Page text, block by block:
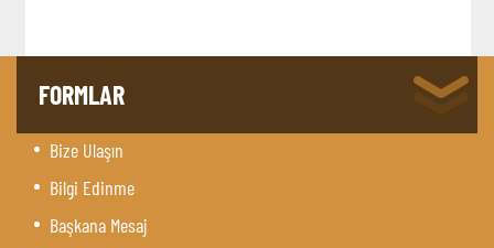
FORMLAR
Bize Ulaşın
Bilgi Edinme
Başkana Mesaj